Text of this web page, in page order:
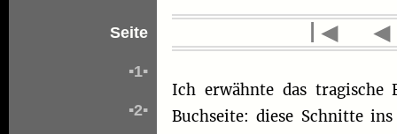
Seite
▪1▪
▪2▪
l◄
Ich erwähnte das tragische
Buchseite: diese Schnitte